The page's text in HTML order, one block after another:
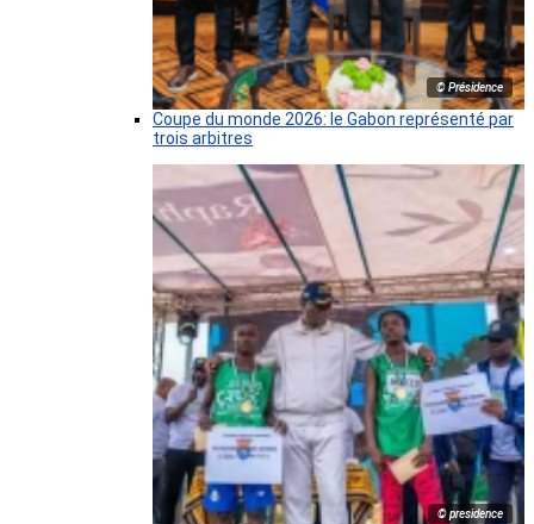
© Présidence
Coupe du monde 2026: le Gabon représenté par
trois arbitres
© presidence